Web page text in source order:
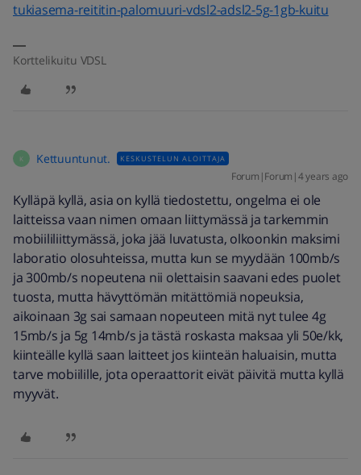
tukiasema-reititin-palomuuri-vdsl2-adsl2-5g-1gb-kuitu
Korttelikuitu VDSL
K Kettuuntunut. KESKUSTELUN ALOITTAJA
Forum|Forum|4 years ago
Kylläpä kyllä, asia on kyllä tiedostettu, ongelma ei ole
laitteissa vaan nimen omaan liittymässä ja tarkemmin
mobiililiittymässä, joka jää luvatusta, olkoonkin maksimi
laboratio olosuhteissa, mutta kun se myydään 100mb/s
ja 300mb/s nopeutena nii olettaisin saavani edes puolet
tuosta, mutta hävyttömän mitättömiä nopeuksia,
aikoinaan 3g sai samaan nopeuteen mitä nyt tulee 4g
15mb/s ja 5g 14mb/s ja tästä roskasta maksaa yli 50e/kk,
kiinteälle kyllä saan laitteet jos kiinteän haluaisin, mutta
tarve mobiilille, jota operaattorit eivät päivitä mutta kyllä
myyvät.